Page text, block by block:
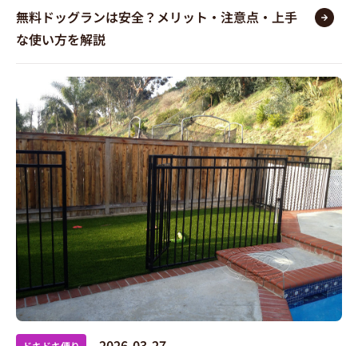
無料ドッグランは安全？メリット・注意点・上手
な使い方を解説